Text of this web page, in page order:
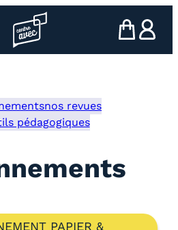
Page d’accueil l’association
mon panier
ma
nos revues
pédagogiques
PAPIER &